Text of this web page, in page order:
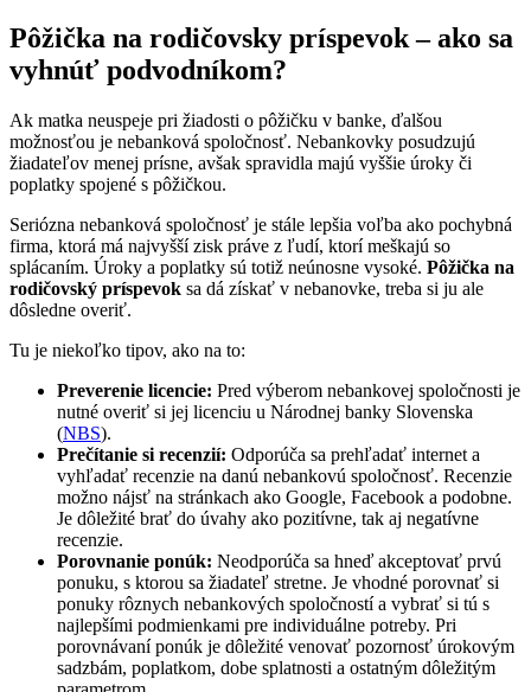
Pôžička na rodičovsky príspevok – ako sa
vyhnúť podvodníkom?
Ak matka neuspeje pri žiadosti o pôžičku v banke, ďalšou
možnosťou je nebanková spoločnosť. Nebankovky posudzujú
žiadateľov menej prísne, avšak spravidla majú vyššie úroky či
poplatky spojené s pôžičkou.
Seriózna nebanková spoločnosť je stále lepšia voľba ako pochybná
firma, ktorá má najvyšší zisk práve z ľudí, ktorí meškajú so
splácaním. Úroky a poplatky sú totiž neúnosne vysoké. Pôžička na
rodičovský príspevok sa dá získať v nebanovke, treba si ju ale
dôsledne overiť.
Tu je niekoľko tipov, ako na to:
Preverenie licencie: Pred výberom nebankovej spoločnosti je
nutné overiť si jej licenciu u Národnej banky Slovenska
(NBS).
Prečítanie si recenzií: Odporúča sa prehľadať internet a
vyhľadať recenzie na danú nebankovú spoločnosť. Recenzie
možno nájsť na stránkach ako Google, Facebook a podobne.
Je dôležité brať do úvahy ako pozitívne, tak aj negatívne
recenzie.
Porovnanie ponúk: Neodporúča sa hneď akceptovať prvú
ponuku, s ktorou sa žiadateľ stretne. Je vhodné porovnať si
ponuky rôznych nebankových spoločností a vybrať si tú s
najlepšími podmienkami pre individuálne potreby. Pri
porovnávaní ponúk je dôležité venovať pozornosť úrokovým
sadzbám, poplatkom, dobe splatnosti a ostatným dôležitým